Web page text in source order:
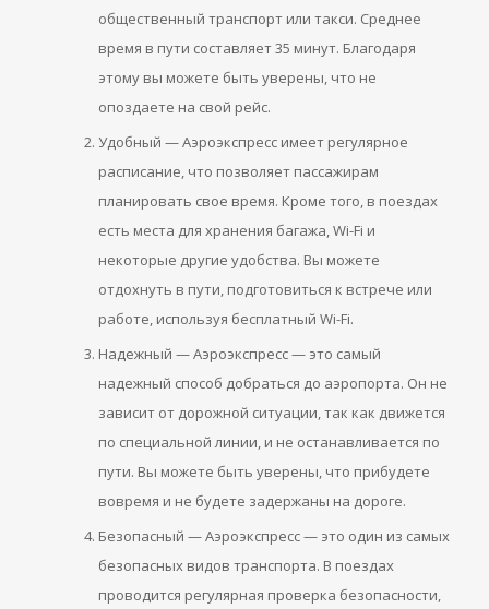
общественный транспорт или такси. Среднее
время в пути составляет 35 минут. Благодаря
этому вы можете быть уверены, что не
опоздаете на свой рейс.
Удобный — Аэроэкспресс имеет регулярное
расписание, что позволяет пассажирам
планировать свое время. Кроме того, в поездах
есть места для хранения багажа, Wi-Fi и
некоторые другие удобства. Вы можете
отдохнуть в пути, подготовиться к встрече или
работе, используя бесплатный Wi-Fi.
Надежный — Аэроэкспресс — это самый
надежный способ добраться до аэропорта. Он не
зависит от дорожной ситуации, так как движется
по специальной линии, и не останавливается по
пути. Вы можете быть уверены, что прибудете
вовремя и не будете задержаны на дороге.
Безопасный — Аэроэкспресс — это один из самых
безопасных видов транспорта. В поездах
проводится регулярная проверка безопасности,